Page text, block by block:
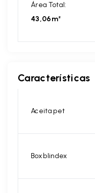
Área Total:
43,06m²
Características
Aceita pet
Box blindex